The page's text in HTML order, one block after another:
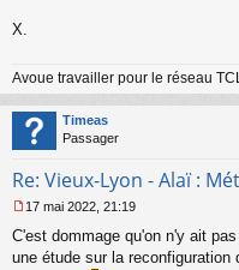
X.
Avoue travailler pour le réseau TCL.
Timeas
Passager
Re: Vieux-Lyon - Alaï :
e
s
17 mai 2022, 21:19
C'est dommage qu'on n'y ait
une étude sur la reconfiguration